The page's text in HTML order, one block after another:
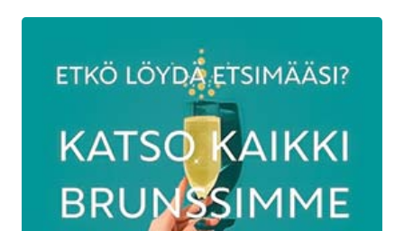
Höyrytettyjä perunoita (VE,G)
Waldorfinsalaattia
Rosollia (VE,G) ja punajuurikermavaahtoa
(L,G)
Metsäsienisalaattia (M,G)
Dijon-sinapilla maustettua perunasalaattia